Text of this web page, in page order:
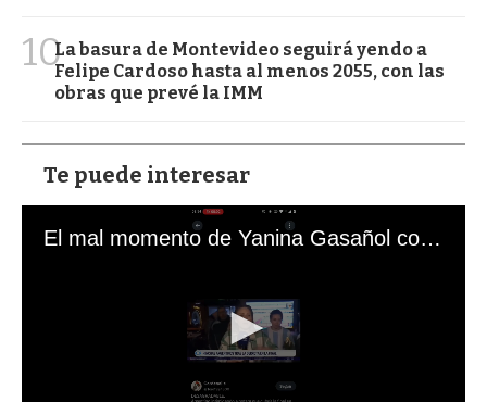
10La basura de Montevideo seguirá yendo a
Felipe Cardoso hasta al menos 2055, con las
obras que prevé la IMM
Te puede interesar
El mal momento de Yanina Gasañol con un hincha argentino en "Subrayado"